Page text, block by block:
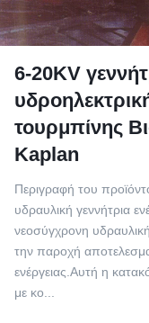
6-20KV
τουρμπίνης
Kaplan
Περιγραφή του
υδραυλική γεννήτρια
νεοσύγχρονη
την παροχή
ενέργειας.Αυτή η
με κο...